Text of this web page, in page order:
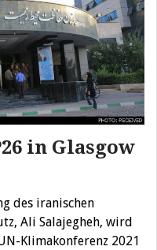
in Glasgow
des iranischen
Ali Salajegheh, wird
Klimakonferenz 2021